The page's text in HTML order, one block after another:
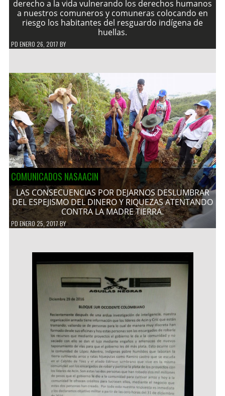
derecho a la vida vulnerando los derechos humanos
a nuestros comuneros y comuneras colocando en
riesgo los habitantes del resguardo indígena de
huellas.
PD ENERO 26, 2017 BY
COMUNICADOS NASAACIN
LAS CONSECUENCIAS POR DEJARNOS DESLUMBRAR
DEL ESPEJISMO DEL DINERO Y RIQUEZAS ATENTANDO
CONTRA LA MADRE TIERRA.
PDENERO 25, 2017BY